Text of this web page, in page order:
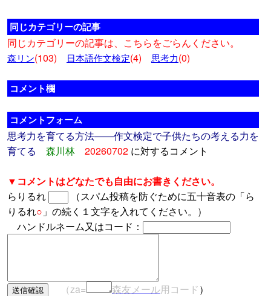
同じカテゴリーの記事
同じカテゴリーの記事は、こちらをごらんください。
森リン(103) 日本語作文検定(4) 思考力(0)
コメント欄
コメントフォーム
思考力を育てる方法――作文検定で子供たちの考える力を
育てる
森川林 20260702 に対するコメント
▼コメントはどなたでも自由にお書きください。
らりるれ
（スパム投稿を防ぐために五十音表の「ら
りるれ○ 」の続く１文字を入れてください。）
ハンドルネーム又はコード：
（za= 森友メール用コード）